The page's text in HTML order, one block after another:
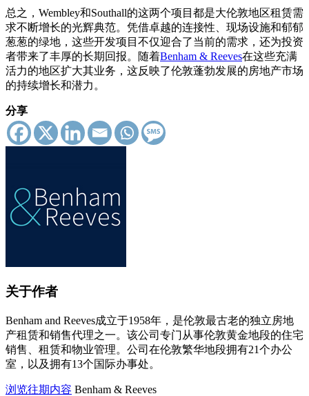
总之，Wembley和Southall的这两个项目都是大伦敦地区租赁需
求不断增长的光辉典范。凭借卓越的连接性、现场设施和郁郁
葱葱的绿地，这些开发项目不仅迎合了当前的需求，还为投资
者带来了丰厚的长期回报。随着Benham & Reeves在这些充满
活力的地区扩大其业务，这反映了伦敦蓬勃发展的房地产市场
的持续增长和潜力。
分享
关于作者
Benham and Reeves成立于1958年，是伦敦最古老的独立房地
产租赁和销售代理之一。该公司专门从事伦敦黄金地段的住宅
销售、租赁和物业管理。公司在伦敦繁华地段拥有21个办公
室，以及拥有13个国际办事处。
浏览往期内容 Benham & Reeves